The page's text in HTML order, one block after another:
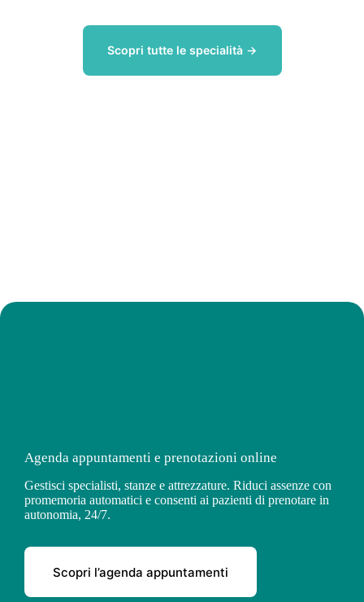
Scopri tutte le specialità →
Agenda appuntamenti e prenotazioni online
Gestisci specialisti, stanze e attrezzature. Riduci assenze con
promemoria automatici e consenti ai pazienti di prenotare in
autonomia, 24/7.
Scopri l’agenda appuntamenti